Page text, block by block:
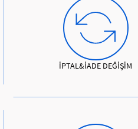
İPTAL&İADE DEĞİŞİM